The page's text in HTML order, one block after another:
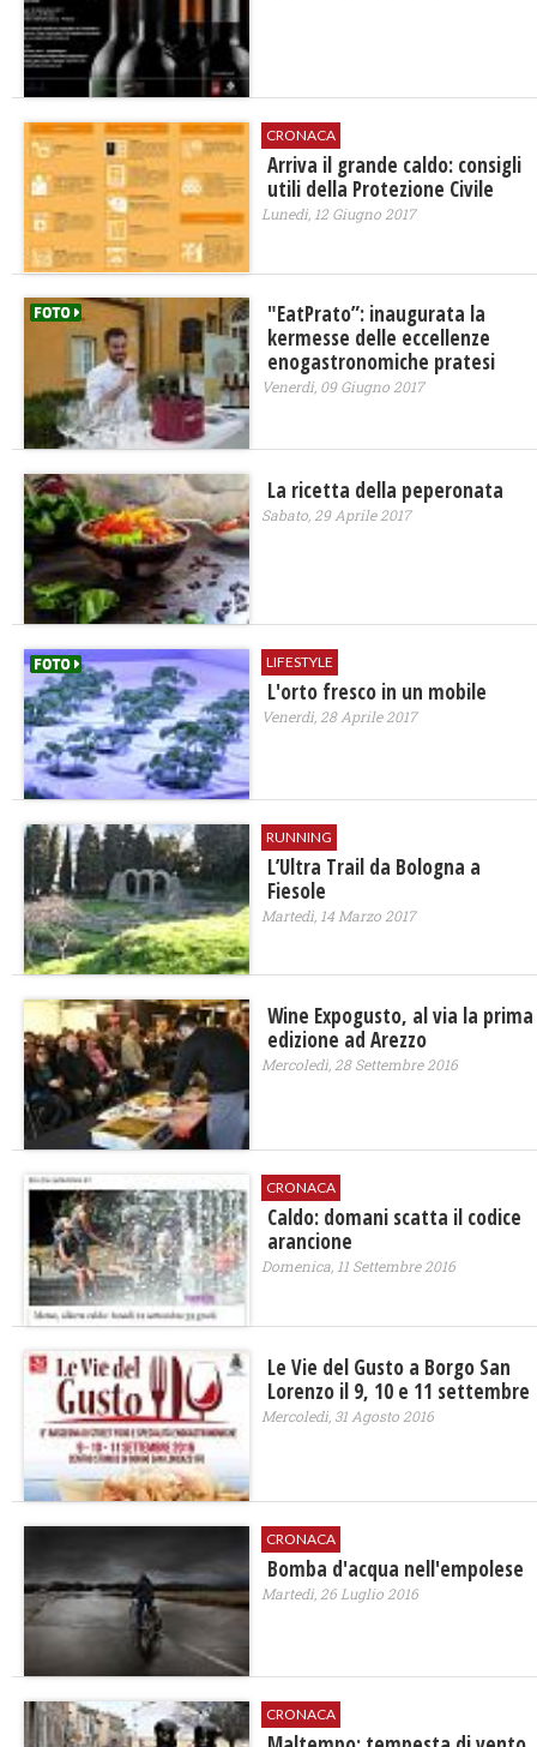
CRONACA
Arriva il grande caldo: consigli
utili della Protezione Civile
Lunedì, 12 Giugno 2017
"EatPrato”: inaugurata la
kermesse delle eccellenze
enogastronomiche pratesi
Venerdì, 09 Giugno 2017
La ricetta della peperonata
Sabato, 29 Aprile 2017
LIFESTYLE
L'orto fresco in un mobile
Venerdì, 28 Aprile 2017
RUNNING
L’Ultra Trail da Bologna a
Fiesole
Martedì, 14 Marzo 2017
Wine Expogusto, al via la prima
edizione ad Arezzo
Mercoledì, 28 Settembre 2016
CRONACA
Caldo: domani scatta il codice
arancione
Domenica, 11 Settembre 2016
Le Vie del Gusto a Borgo San
Lorenzo il 9, 10 e 11 settembre
Mercoledì, 31 Agosto 2016
CRONACA
Bomba d'acqua nell'empolese
Martedì, 26 Luglio 2016
CRONACA